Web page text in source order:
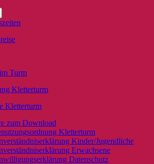
Turm
Kletterturm
Kletterturm
zum Download
Kletterturm
Kinder/Jugendliche
Erwachsene
Datenschutz